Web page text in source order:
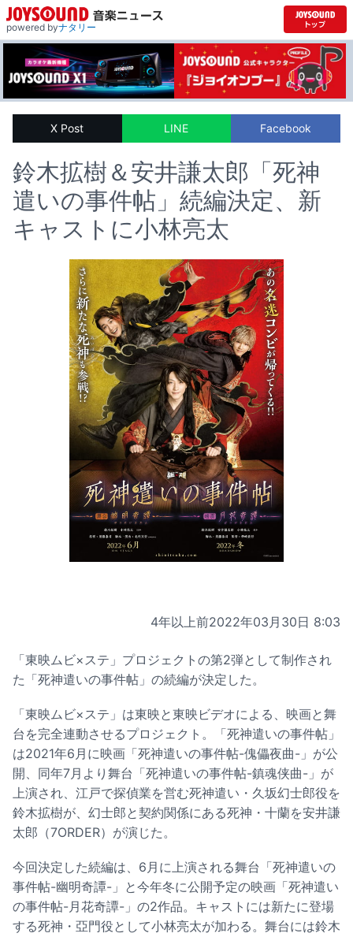
powered byナタリー
X Post LINE Facebook
鈴木拡樹＆安井謙太郎「死神
遣いの事件帖」続編決定、新
キャストに小林亮太
4年以上前2022年03月30日 8:03
「東映ムビ×ステ」プロジェクトの第2弾として制作され
た「死神遣いの事件帖」の続編が決定した。
「東映ムビ×ステ」は東映と東映ビデオによる、映画と舞
台を完全連動させるプロジェクト。「死神遣いの事件帖」
は2021年6月に映画「死神遣いの事件帖-傀儡夜曲-」が公
開、同年7月より舞台「死神遣いの事件帖-鎮魂侠曲-」が
上演され、江戸で探偵業を営む死神遣い・久坂幻士郎役を
鈴木拡樹が、幻士郎と契約関係にある死神・十蘭を安井謙
太郎（7ORDER）が演じた。
今回決定した続編は、6月に上演される舞台「死神遣いの
事件帖-幽明奇譚-」と今年冬に公開予定の映画「死神遣い
の事件帖-月花奇譚-」の2作品。キャストには新たに登場
する死神・亞門役として小林亮太が加わる。舞台には鈴木